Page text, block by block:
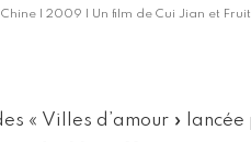
| Chine | 2009 | Un film de Cui Jian et
« Villes d’amour »